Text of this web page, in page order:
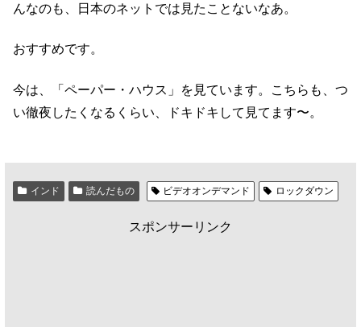
んなのも、日本のネットでは見たことないなあ。
おすすめです。
今は、「ペーパー・ハウス」を見ています。こちらも、つ
い徹夜したくなるくらい、ドキドキして見てます〜。
インド 読んだもの ビデオオンデマンド ロックダウン
スポンサーリンク